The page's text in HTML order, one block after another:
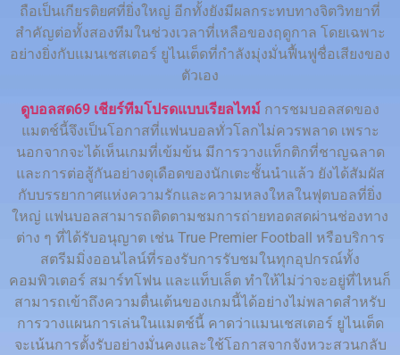
ถือเป็นเกียรติยศที่ยิ่งใหญ่ อีกทั้งยังมีผลกระทบทางจิตวิทยาที่
สำคัญต่อทั้งสองทีมในช่วงเวลาที่เหลือของฤดูกาล โดยเฉพาะ
อย่างยิ่งกับแมนเชสเตอร์ ยูไนเต็ดที่กำลังมุ่งมั่นฟื้นฟูชื่อเสียงของ
ตัวเอง
ดูบอลสด69 เชียร์ทีมโปรดแบบเรียลไทม์ การชมบอลสดของ
แมตช์นี้จึงเป็นโอกาสที่แฟนบอลทั่วโลกไม่ควรพลาด เพราะ
นอกจากจะได้เห็นเกมที่เข้มข้น มีการวางแท็กติกที่ชาญฉลาด
และการต่อสู้กันอย่างดุเดือดของนักเตะชั้นนำแล้ว ยังได้สัมผัส
กับบรรยากาศแห่งความรักและความหลงใหลในฟุตบอลที่ยิ่ง
ใหญ่ แฟนบอลสามารถติดตามชมการถ่ายทอดสดผ่านช่องทาง
ต่าง ๆ ที่ได้รับอนุญาต เช่น True Premier Football หรือบริการ
สตรีมมิ่งออนไลน์ที่รองรับการรับชมในทุกอุปกรณ์ทั้ง
คอมพิวเตอร์ สมาร์ทโฟน และแท็บเล็ต ทำให้ไม่ว่าจะอยู่ที่ไหนก็
สามารถเข้าถึงความตื่นเต้นของเกมนี้ได้อย่างไม่พลาดสำหรับ
การวางแผนการเล่นในแมตช์นี้ คาดว่าแมนเชสเตอร์ ยูไนเต็ด
จะเน้นการตั้งรับอย่างมั่นคงและใช้โอกาสจากจังหวะสวนกลับ